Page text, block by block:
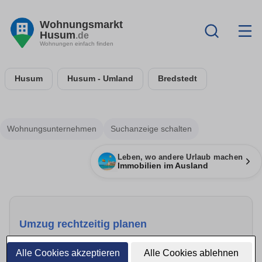
Alle Cookies akzeptieren Alle Cookies ablehnen
Wohnungsmarkt
Husum.de
Wohnungen einfach finden
Husum Husum - Umland Bredstedt
Wohnungsunternehmen Suchanzeige schalten
Leben, wo andere Urlaub machen
Immobilien im Ausland
Umzug rechtzeitig planen
Mehr anzeigen